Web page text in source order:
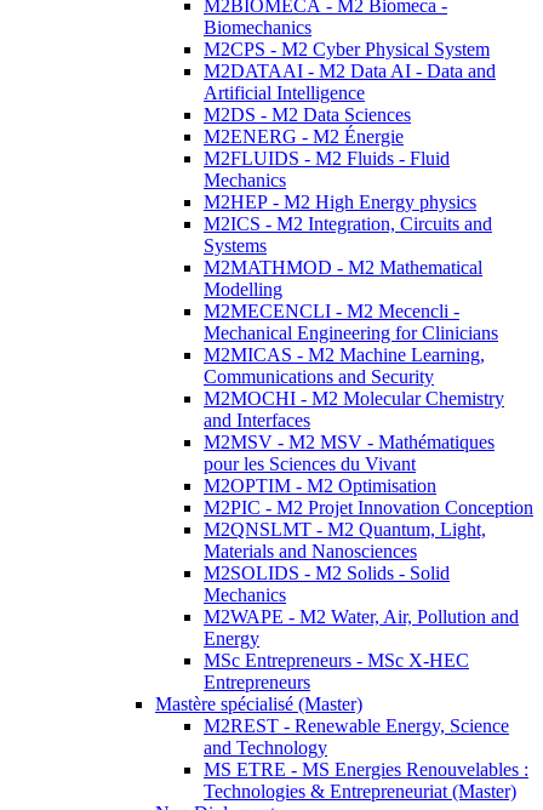
M2BIOMECA - M2 Biomeca -
Biomechanics
M2CPS - M2 Cyber Physical System
M2DATAAI - M2 Data AI - Data and
Artificial Intelligence
M2DS - M2 Data Sciences
M2ENERG - M2 Énergie
M2FLUIDS - M2 Fluids - Fluid
Mechanics
M2HEP - M2 High Energy physics
M2ICS - M2 Integration, Circuits and
Systems
M2MATHMOD - M2 Mathematical
Modelling
M2MECENCLI - M2 Mecencli -
Mechanical Engineering for Clinicians
M2MICAS - M2 Machine Learning,
Communications and Security
M2MOCHI - M2 Molecular Chemistry
and Interfaces
M2MSV - M2 MSV - Mathématiques
pour les Sciences du Vivant
M2OPTIM - M2 Optimisation
M2PIC - M2 Projet Innovation Conception
M2QNSLMT - M2 Quantum, Light,
Materials and Nanosciences
M2SOLIDS - M2 Solids - Solid
Mechanics
M2WAPE - M2 Water, Air, Pollution and
Energy
MSc Entrepreneurs - MSc X-HEC
Entrepreneurs
Mastère spécialisé (Master)
M2REST - Renewable Energy, Science
and Technology
MS ETRE - MS Energies Renouvelables :
Technologies & Entrepreneuriat (Master)